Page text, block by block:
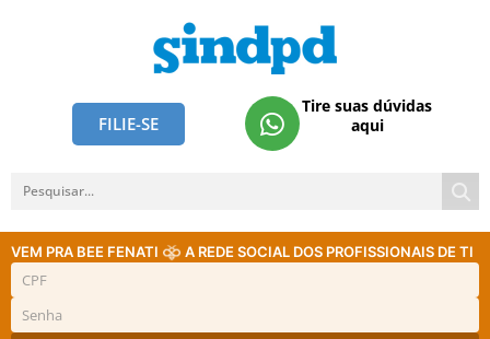
FILIE-SE
Tire suas dúvidas
aqui
VEM PRA BEE FENATI A REDE SOCIAL DOS PROFISSIONAIS DE TI